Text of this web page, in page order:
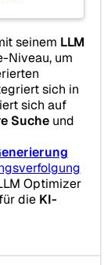
seinem LLM
Niveau, um
sich in
sich auf
Sucheund
Optimizer
die KI-